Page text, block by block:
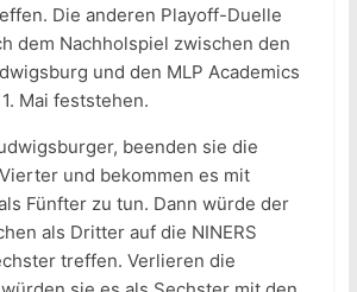
Die anderen Playoff-Duelle
dem Nachholspiel zwischen den
und den MLP Academics
Mai feststehen.
beenden sie die
und bekommen es mit
Fünfter zu tun. Dann würde der
als Dritter auf die NINERS
treffen. Verlieren die